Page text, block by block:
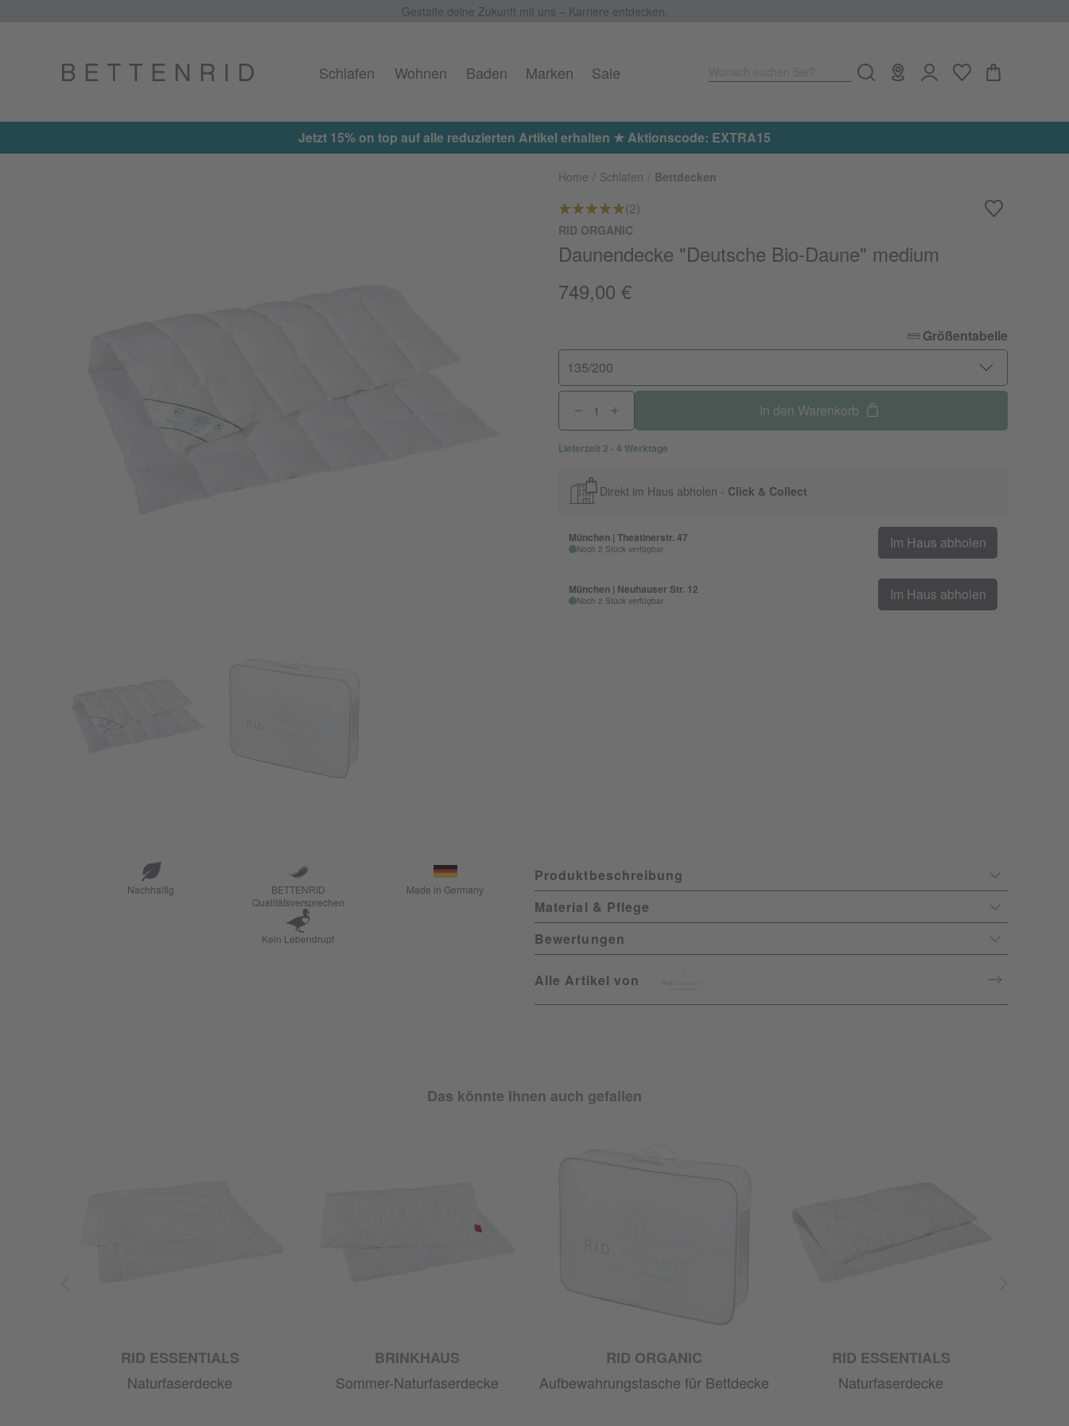
Gestalte deine Zukunft mit uns – Karriere entdecken.
Schlafen Wohnen Baden Marken Sale
Jetzt 15% on top auf alle reduzierten Artikel erhalten ★ Aktionscode: EXTRA15
Home Schlafen Bettdecken
(2)
RID ORGANIC
Daunendecke "Deutsche Bio-Daune" medium
749,00 €
Größentabelle
135/200
In den Warenkorb
Lieferzeit 2 - 4 Werktage
Direkt im Haus abholen - Click & Collect
München | Theatinerstr. 47
Noch 2 Stück verfügbar Im Haus abholen
München | Neuhauser Str. 12
Noch 2 Stück verfügbar Im Haus abholen
Nachhaltig
BETTENRID
Qualitätsversprechen
Made in Germany
Kein Lebendrupf
Produktbeschreibung
Material & Pflege
Bewertungen
Alle Artikel von
Das könnte Ihnen auch gefallen
RID ESSENTIALS
Naturfaserdecke
BRINKHAUS
Sommer-Naturfaserdecke
RID ORGANIC
Aufbewahrungstasche für Bettdecke
RID ESSENTIALS
Naturfaserdecke